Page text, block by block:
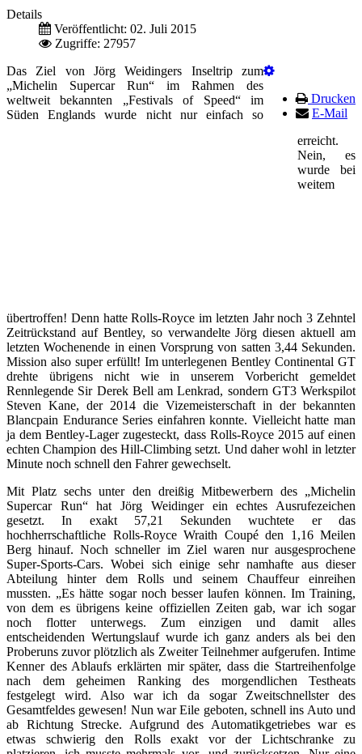
Details
Veröffentlicht: 02. Juli 2015
Zugriffe: 27957
Drucken
E-Mail
Das Ziel von Jörg Weidingers Inseltrip zum
„Michelin Supercar Run“ im Rahmen des
weltweit bekannten „Festivals of Speed“ im
Süden Englands wurde nicht nur einfach so
erreicht.
Nein, es
wurde bei
weitem
übertroffen! Denn hatte Rolls-Royce im letzten Jahr noch 3 Zehntel
Zeitrückstand auf Bentley, so verwandelte Jörg diesen aktuell am
letzten Wochenende in einen Vorsprung von satten 3,44 Sekunden.
Mission also super erfüllt! Im unterlegenen Bentley Continental GT
drehte übrigens nicht wie in unserem Vorbericht gemeldet
Rennlegende Sir Derek Bell am Lenkrad, sondern GT3 Werkspilot
Steven Kane, der 2014 die Vizemeisterschaft in der bekannten
Blancpain Endurance Series einfahren konnte. Vielleicht hatte man
ja dem Bentley-Lager zugesteckt, dass Rolls-Royce 2015 auf einen
echten Champion des Hill-Climbing setzt. Und daher wohl in letzter
Minute noch schnell den Fahrer gewechselt.
Mit Platz sechs unter den dreißig Mitbewerbern des „Michelin
Supercar Run“ hat Jörg Weidinger ein echtes Ausrufezeichen
gesetzt. In exakt 57,21 Sekunden wuchtete er das
hochherrschaftliche Rolls-Royce Wraith Coupé den 1,16 Meilen
Berg hinauf. Noch schneller im Ziel waren nur ausgesprochene
Super-Sports-Cars. Wobei sich einige sehr namhafte aus dieser
Abteilung hinter dem Rolls und seinem Chauffeur einreihen
mussten. „Es hätte sogar noch besser laufen können. Im Training,
von dem es übrigens keine offiziellen Zeiten gab, war ich sogar
noch flotter unterwegs. Zum einzigen und damit alles
entscheidenden Wertungslauf wurde ich ganz anders als bei den
Proberuns zuvor plötzlich als Zweiter Teilnehmer aufgerufen. Intime
Kenner des Ablaufs erklärten mir später, dass die Startreihenfolge
nach dem geheimen Ranking des morgendlichen Testheats
festgelegt wird. Also war ich da sogar Zweitschnellster des
Gesamtfeldes gewesen! Nun war Eile geboten, schnell ins Auto und
ab Richtung Strecke. Aufgrund des Automatikgetriebes war es
etwas schwierig den Rolls exakt vor der Lichtschranke zu